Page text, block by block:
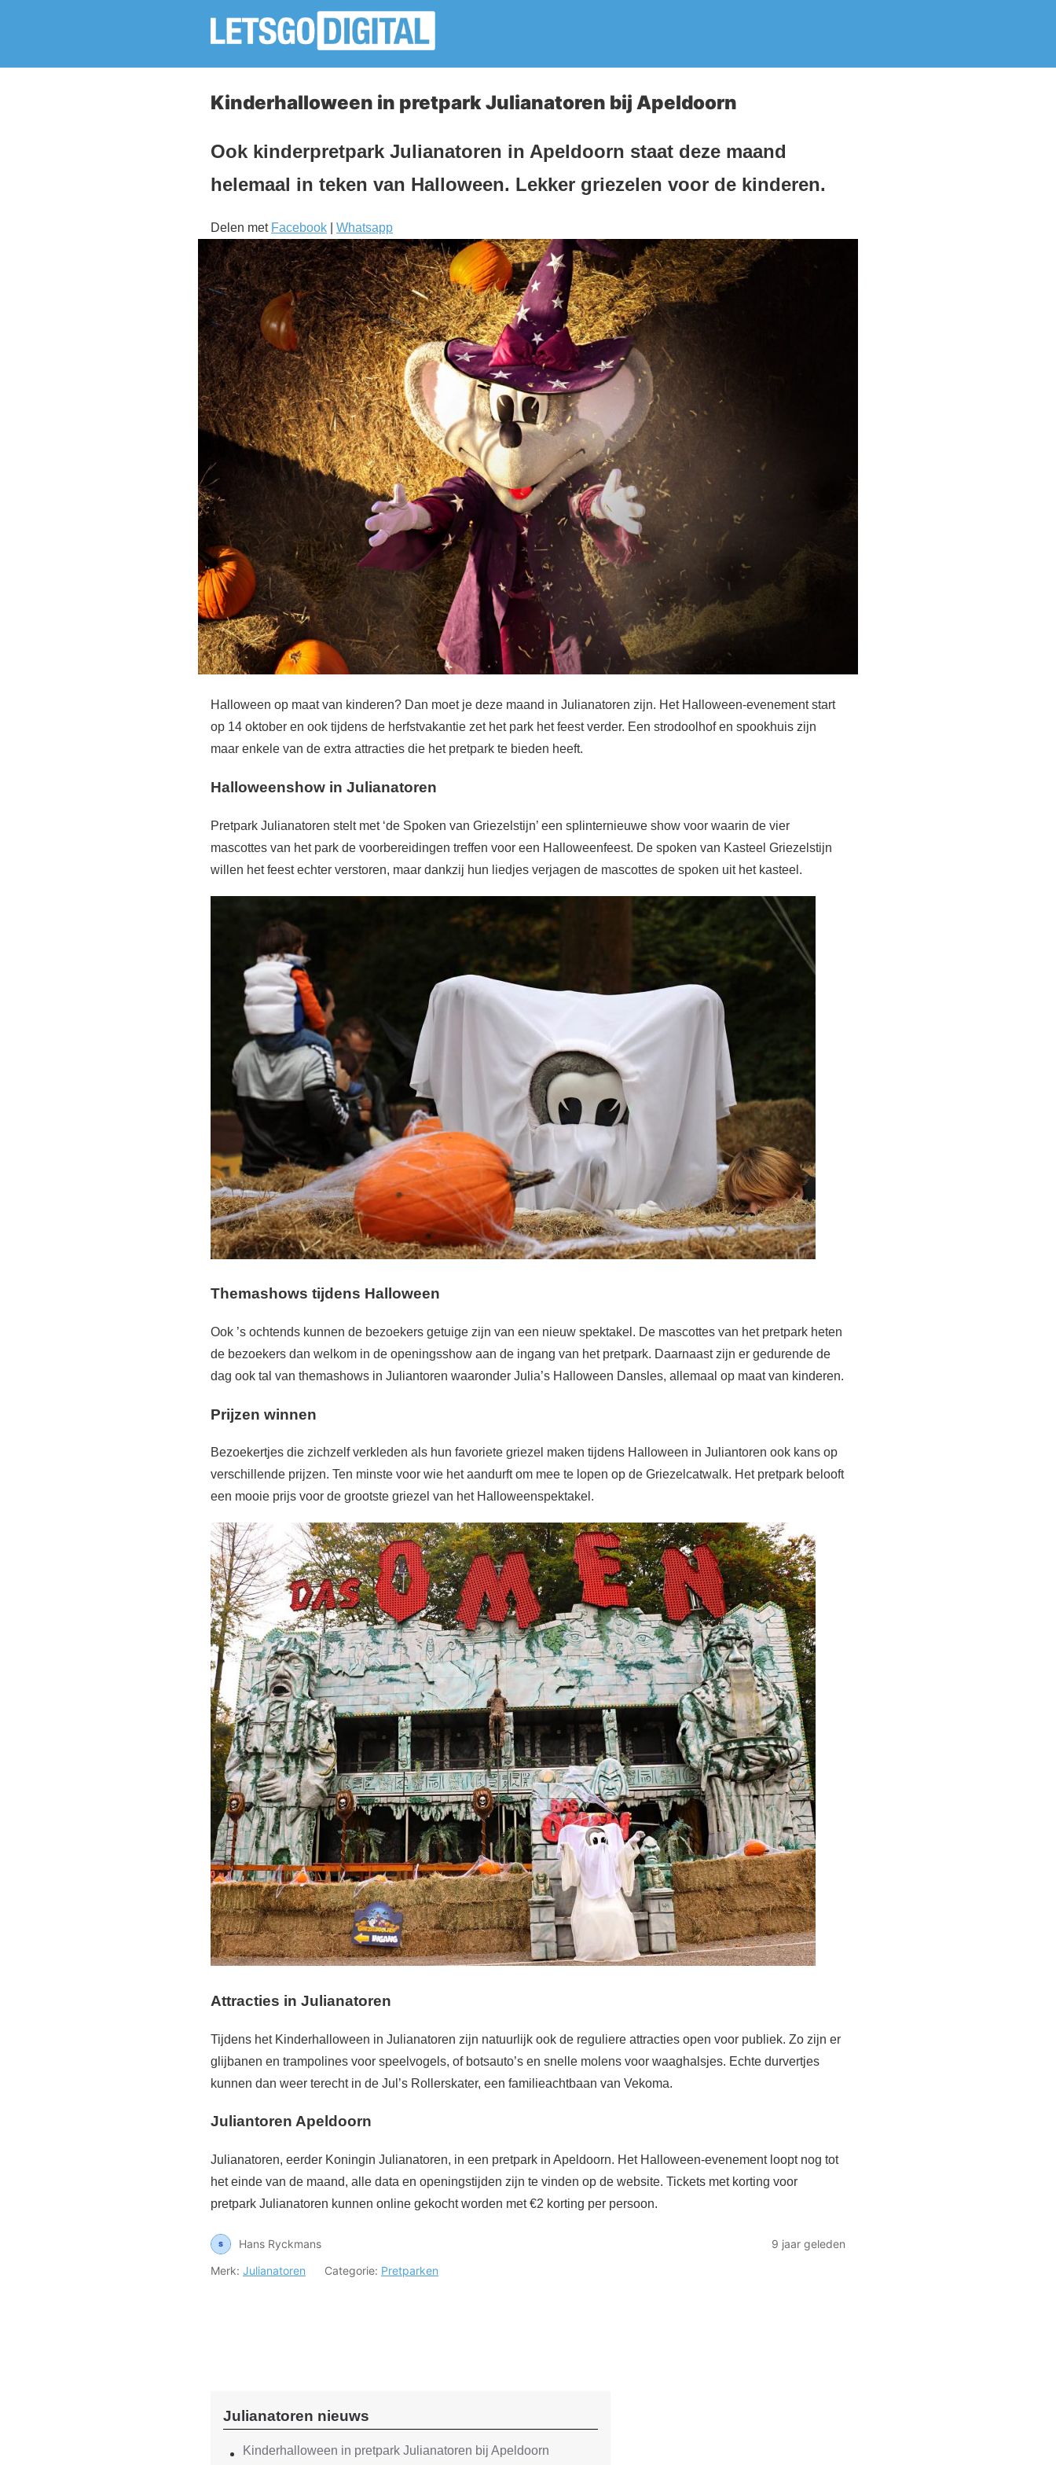
Kinderhalloween in pretpark Julianatoren bij Apeldoorn
Ook kinderpretpark Julianatoren in Apeldoorn staat deze maand
helemaal in teken van Halloween. Lekker griezelen voor de kinderen.
Delen met Facebook Whatsapp
Halloween op maat van kinderen? Dan moet je deze maand in Julianatoren zijn. Het Halloween-evenement start
op 14 oktober en ook tijdens de herfstvakantie zet het park het feest verder. Een strodoolhof en spookhuis zijn
maar enkele van de extra attracties die het pretpark te bieden heeft.
Halloweenshow in Julianatoren
Pretpark Julianatoren stelt met ‘de Spoken van Griezelstijn’ een splinternieuwe show voor waarin de vier
mascottes van het park de voorbereidingen treffen voor een Halloweenfeest. De spoken van Kasteel Griezelstijn
willen het feest echter verstoren, maar dankzij hun liedjes verjagen de mascottes de spoken uit het kasteel.
Themashows tijdens Halloween
Ook ’s ochtends kunnen de bezoekers getuige zijn van een nieuw spektakel. De mascottes van het pretpark heten
de bezoekers dan welkom in de openingsshow aan de ingang van het pretpark. Daarnaast zijn er gedurende de
dag ook tal van themashows in Juliantoren waaronder Julia’s Halloween Dansles, allemaal op maat van kinderen.
Prijzen winnen
Bezoekertjes die zichzelf verkleden als hun favoriete griezel maken tijdens Halloween in Juliantoren ook kans op
verschillende prijzen. Ten minste voor wie het aandurft om mee te lopen op de Griezelcatwalk. Het pretpark belooft
een mooie prijs voor de grootste griezel van het Halloweenspektakel.
Attracties in Julianatoren
Tijdens het Kinderhalloween in Julianatoren zijn natuurlijk ook de reguliere attracties open voor publiek. Zo zijn er
glijbanen en trampolines voor speelvogels, of botsauto’s en snelle molens voor waaghalsjes. Echte durvertjes
kunnen dan weer terecht in de Jul’s Rollerskater, een familieachtbaan van Vekoma.
Juliantoren Apeldoorn
Julianatoren, eerder Koningin Julianatoren, in een pretpark in Apeldoorn. Het Halloween-evenement loopt nog tot
het einde van de maand, alle data en openingstijden zijn te vinden op de website. Tickets met korting voor
pretpark Julianatoren kunnen online gekocht worden met €2 korting per persoon.
Hans Ryckmans
9 jaar geleden
Merk: Julianatoren Categorie: Pretparken
Julianatoren nieuws
Kinderhalloween in pretpark Julianatoren bij Apeldoorn